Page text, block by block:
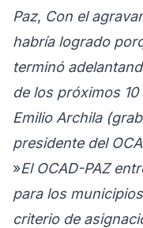
Paz, Con el
habría logrado
terminó
de los próximos
Emilio Archila
presidente del
»El OCAD-PAZ
para los
criterio de